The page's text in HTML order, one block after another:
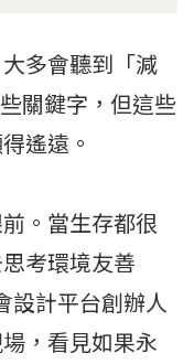
多會聽到「減
關鍵字，但這些
遙遠。
。當生存都很
考環境友善
設計平台創辦人
，看見如果永